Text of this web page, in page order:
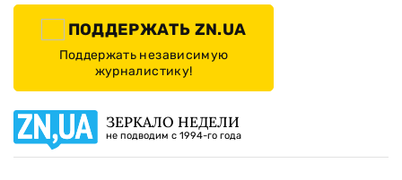
ПОДДЕРЖАТЬ ZN.UA
Поддержать независимую
журналистику!
ЗЕРКАЛО НЕДЕЛИ
не подводим с 1994-го года